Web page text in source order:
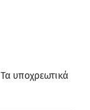
Τα υποχρεωτικά